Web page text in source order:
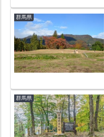
群馬県
群馬県